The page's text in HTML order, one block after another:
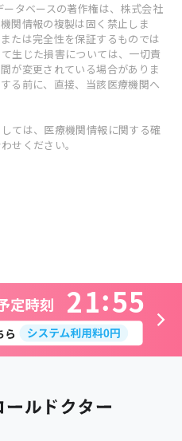
タベースの著作権は、株式会社
関情報の複製は固く禁止しま
たは完全性を保証するものでは
生じた損害については、一切責
が変更されている場合がありま
る前に、直接、当該医療機関へ
ては、医療機関情報に関する確
せください。
21 55